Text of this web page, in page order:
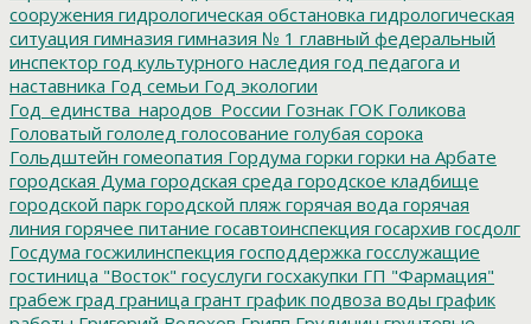
сооружения гидрологическая обстановка гидрологическая
ситуация гимназия гимназия № 1 главный федеральный
инспектор год культурного наследия год педагога и
наставника Год семьи Год экологии
Год_единства_народов_России Гознак ГОК Голикова
Головатый гололед голосование голубая сорока
Гольдштейн гомеопатия Гордума горки горки на Арбате
городская Дума городская среда городское кладбище
городской парк городской пляж горячая вода горячая
линия горячее питание госавтоинспекция госархив госдолг
Госдума госжилинспекция господдержка госслужащие
гостиница "Восток" госуслуги госхакупки ГП "Фармация"
грабеж град граница грант график подвоза воды график